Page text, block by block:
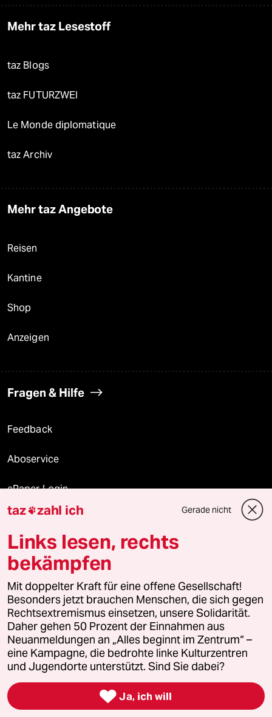
Mehr taz Lesestoff
taz Blogs
taz FUTURZWEI
Le Monde diplomatique
taz Archiv
Mehr taz Angebote
Reisen
Kantine
Shop
Anzeigen
Fragen & Hilfe
Feedback
Aboservice
ePaper Login
Downloads für Abonnierende
© 2026 taz Verlags und Vertriebs GmbH
Alle Rechte vorbehalten. Bei rechtlichen Fragen oder für Genehmigungen
wenden Sie sich bitte an lizenzen@taz.de
Feedback Redaktionsstatut Kommune-Richtlinien
Leitlinie Informant Datenschutz Impressum AGB
Seitenwende Einwilligungen widerrufen (Ads)
taz zahl ich Gerade nicht
Links lesen, rechts
bekämpfen
Mit doppelter Kraft für eine offene Gesellschaft!
Besonders jetzt brauchen Menschen, die sich gegen
Rechtsextremismus einsetzen, unsere Solidarität.
Daher gehen 50 Prozent der Einnahmen aus
Neuanmeldungen an „Alles beginnt im Zentrum“ –
eine Kampagne, die bedrohte linke Kulturzentren
und Jugendorte unterstützt. Sind Sie dabei?
 Ja, ich will